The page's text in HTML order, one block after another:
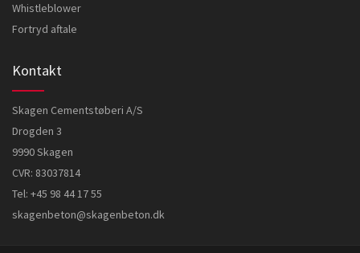
Whistleblower
Fortryd aftale
Kontakt
Skagen Cementstøberi A/S
Drogden 3
9990 Skagen
CVR: 83037814
Tel: +45 98 44 17 55
skagenbeton@skagenbeton.dk